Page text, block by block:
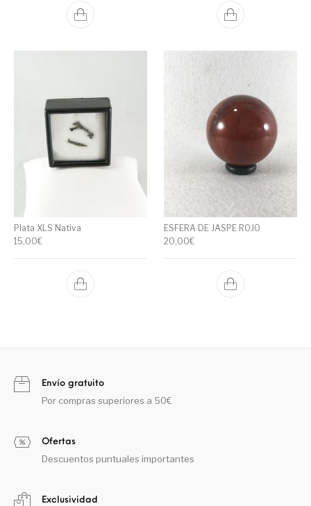
Plata XLS Nativa
15,00€
ESFERA DE JASPE ROJO
20,00€
Envío gratuito
Por compras superiores a 50€
Ofertas
Descuentos puntuales importantes
Exclusividad